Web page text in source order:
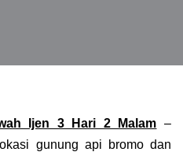
Ijen 3 Hari 2 Malam –
gunung api bromo dan